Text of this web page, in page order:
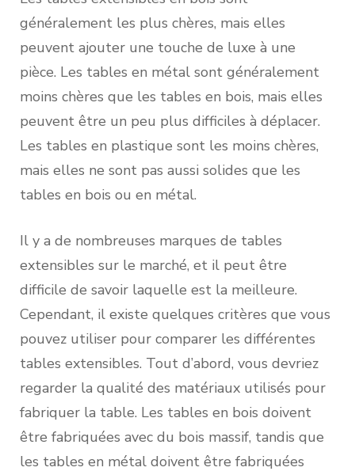
généralement les plus chères, mais elles
peuvent ajouter une touche de luxe à une
pièce. Les tables en métal sont généralement
moins chères que les tables en bois, mais elles
peuvent être un peu plus difficiles à déplacer.
Les tables en plastique sont les moins chères,
mais elles ne sont pas aussi solides que les
tables en bois ou en métal.
Il y a de nombreuses marques de tables
extensibles sur le marché, et il peut être
difficile de savoir laquelle est la meilleure.
Cependant, il existe quelques critères que vous
pouvez utiliser pour comparer les différentes
tables extensibles. Tout d’abord, vous devriez
regarder la qualité des matériaux utilisés pour
fabriquer la table. Les tables en bois doivent
être fabriquées avec du bois massif, tandis que
les tables en métal doivent être fabriquées